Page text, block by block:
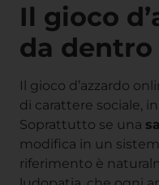
Il gioco
da dentro
Il gioco d’azzardo
di carattere sociale,
Soprattutto se una
modifica in un
riferimento è